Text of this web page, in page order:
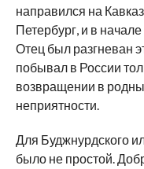
направился на
Петербург, и в
Отец был разгневан
побывал в России
возвращении в
неприятности.
Для Буджнурдского
было не простой.